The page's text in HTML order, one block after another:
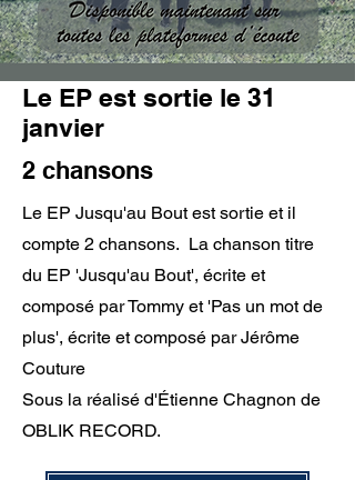
Le EP est sortie le 31
janvier
2 chansons
Le EP Jusqu'au Bout est sortie et il
compte 2 chansons. La chanson titre
du EP 'Jusqu'au Bout', écrite et
composé par Tommy et 'Pas un mot de
plus', écrite et composé par Jérôme
Couture
Sous la réalisé d'Étienne Chagnon de
OBLIK RECORD.